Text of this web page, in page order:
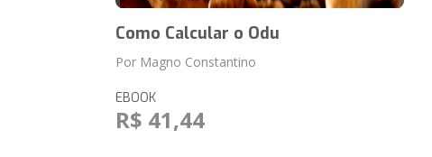
Como Calcular o Odu
Por Magno Constantino
EBOOK
R$ 41,44